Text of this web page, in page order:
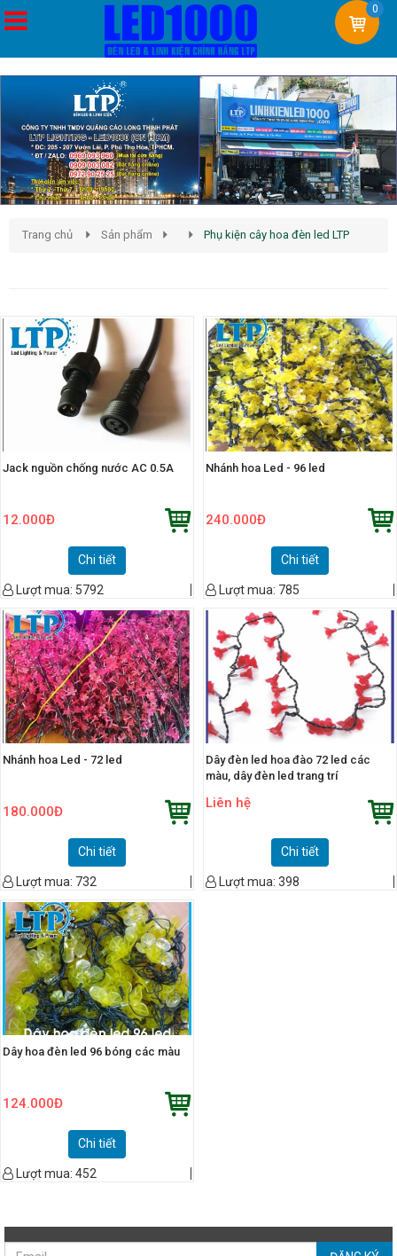
0
Trang chủ Sản phẩm Phụ kiện cây hoa đèn led LTP
Jack nguồn chống nước AC 0.5A
12.000Đ
Chi tiết
Lượt mua: 5792
Nhánh hoa Led - 96 led
240.000Đ
Chi tiết
Lượt mua: 785
Nhánh hoa Led - 72 led
180.000Đ
Chi tiết
Lượt mua: 732
Dây đèn led hoa đào 72 led các
màu, dây đèn led trang trí
Liên hệ
Chi tiết
Lượt mua: 398
Dây hoa đèn led 96 bóng các màu
124.000Đ
Chi tiết
Lượt mua: 452